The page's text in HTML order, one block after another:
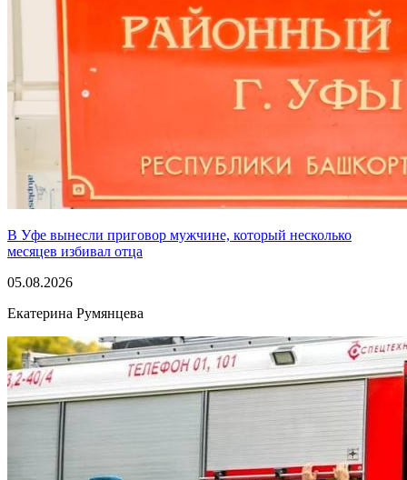
В Уфе вынесли приговор мужчине, который несколько
месяцев избивал отца
05.08.2026
Екатерина Румянцева